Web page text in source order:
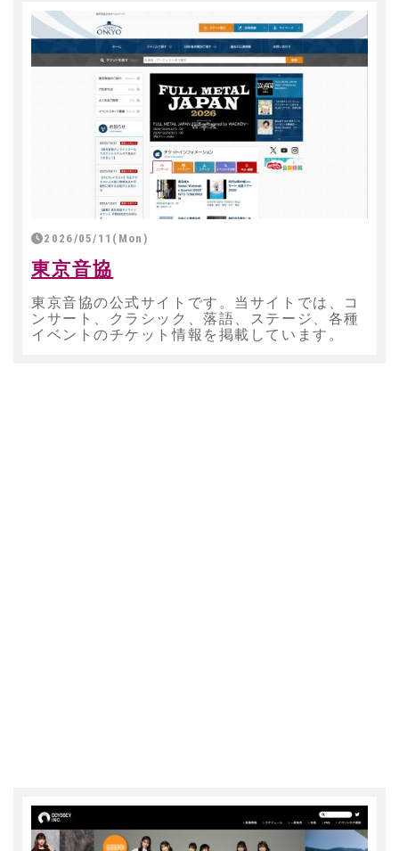
2026/05/11(Mon)
東京音協
東京音協の公式サイトです。当サイトでは、コ
ンサート、クラシック、落語、ステージ、各種
イベントのチケット情報を掲載しています。